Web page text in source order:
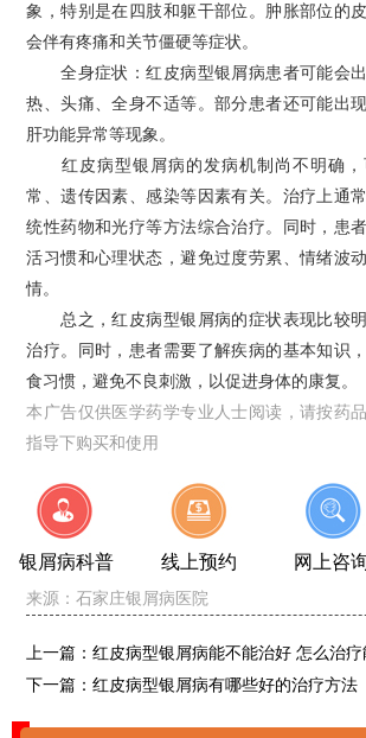
象，特别是在四肢和躯干部位。肿胀部位的
会伴有疼痛和关节僵硬等症状。
全身症状：红皮病型银屑病患者可能会
热、头痛、全身不适等。部分患者还可能出
肝功能异常等现象。
红皮病型银屑病的发病机制尚不明确，
常、遗传因素、感染等因素有关。治疗上通
统性药物和光疗等方法综合治疗。同时，患
活习惯和心理状态，避免过度劳累、情绪波
情。
总之，红皮病型银屑病的症状表现比较
治疗。同时，患者需要了解疾病的基本知识
食习惯，避免不良刺激，以促进身体的康复。
本广告仅供医学药学专业人士阅读，请按药
指导下购买和使用
银屑病科普 线上预约 网上咨
来源：石家庄银屑病医院
上一篇：红皮病型银屑病能不能治好 怎么治疗
下一篇：红皮病型银屑病有哪些好的治疗方法